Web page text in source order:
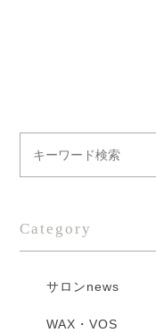
Category
サロンnews
WAX・VOS